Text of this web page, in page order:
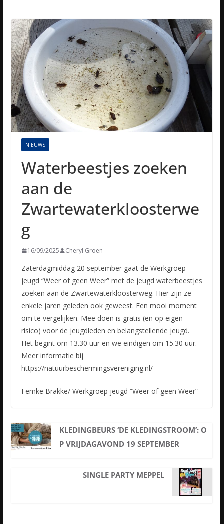
NIEUWS
Waterbeestjes zoeken
aan de
Zwartewaterkloosterwe
g
16/09/2025 Cheryl Groen
Zaterdagmiddag 20 september gaat de Werkgroep
jeugd “Weer of geen Weer” met de jeugd waterbeestjes
zoeken aan de Zwartewaterkloosterweg. Hier zijn ze
enkele jaren geleden ook geweest. Een mooi moment
om te vergelijken. Mee doen is gratis (en op eigen
risico) voor de jeugdleden en belangstellende jeugd.
Het begint om 13.30 uur en we eindigen om 15.30 uur.
Meer informatie bij
https://natuurbeschermingsvereniging.nl/
Femke Brakke/ Werkgroep jeugd “Weer of geen Weer”
KLEDINGBEURS ‘DE KLEDINGSTROOM’: O
P VRIJDAGAVOND 19 SEPTEMBER
SINGLE PARTY MEPPEL